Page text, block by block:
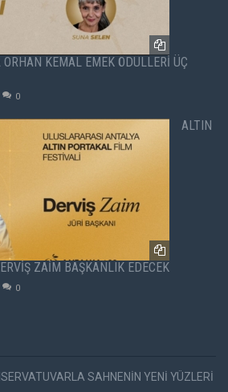
KEMAL EMEK ÖDÜLLERİ ÜÇ
0
ALTIN
ZAİM BAŞKANLIK EDECEK
0
SAHNENİN YENİ YÜZLERİ